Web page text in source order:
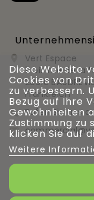

Vert Espace
11 bis rue de la
28310
Frankreich
 Rufen Sie uns

Diese Website
Cookies von
zu verbessern.
Bezug auf Ihre
Gewohnheiten
Zustimmung zu
klicken Sie auf
Weitere